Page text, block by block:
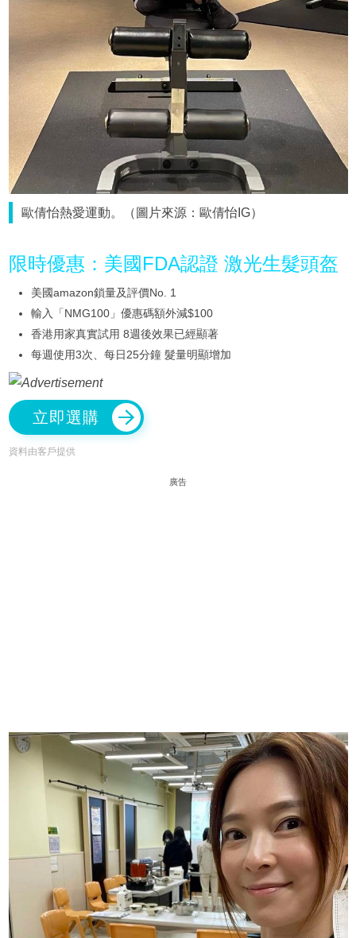
歐倩怡熱愛運動。（圖片來源：歐倩怡IG）
限時優惠：美國FDA認證 激光生髮頭盔
美國amazon鎖量及評價No. 1
輸入「NMG100」優惠碼額外減$100
香港用家真實試用 8週後效果已經顯著
每週使用3次、每日25分鐘 髮量明顯增加
立即選購
資料由客戶提供
廣告